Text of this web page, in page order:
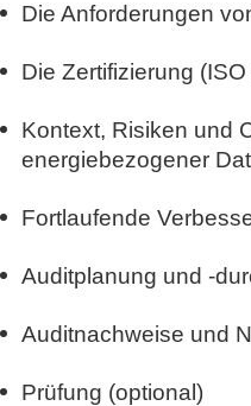
Die Anforderungen
Die Zertifizierung
Kontext, Risiken und
energiebezogener
Fortlaufende
Auditplanung und -
Auditnachweise und
Prüfung (optional)